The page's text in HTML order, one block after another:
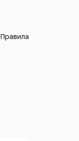
Правила